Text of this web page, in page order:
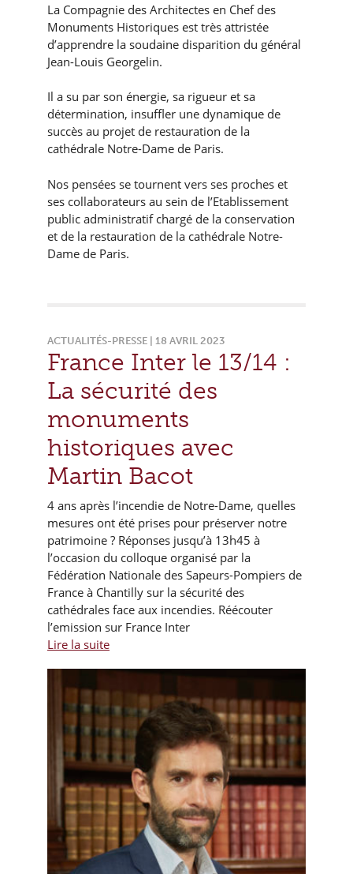
La Compagnie des Architectes en Chef des
Monuments Historiques est très attristée
d’apprendre la soudaine disparition du général
Jean-Louis Georgelin.
Il a su par son énergie, sa rigueur et sa
détermination, insuffler une dynamique de
succès au projet de restauration de la
cathédrale Notre-Dame de Paris.
Nos pensées se tournent vers ses proches et
ses collaborateurs au sein de l’Etablissement
public administratif chargé de la conservation
et de la restauration de la cathédrale Notre-
Dame de Paris.
ACTUALITÉS-PRESSE | 18 AVRIL 2023
France Inter le 13/14 :
La sécurité des
monuments
historiques avec
Martin Bacot
4 ans après l’incendie de Notre-Dame, quelles
mesures ont été prises pour préserver notre
patrimoine ? Réponses jusqu’à 13h45 à
l’occasion du colloque organisé par la
Fédération Nationale des Sapeurs-Pompiers de
France à Chantilly sur la sécurité des
cathédrales face aux incendies. Réécouter
l’emission sur France Inter
Lire la suite